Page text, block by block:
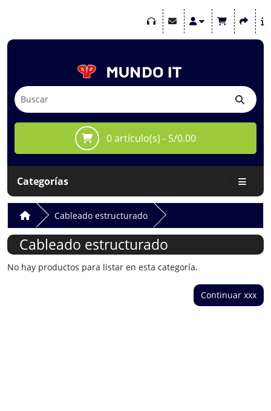
0 artículo(s) - S/0.00
Categorías
Cableado estructurado
Cableado estructurado
No hay productos para listar en esta categoría.
Continuar xxx